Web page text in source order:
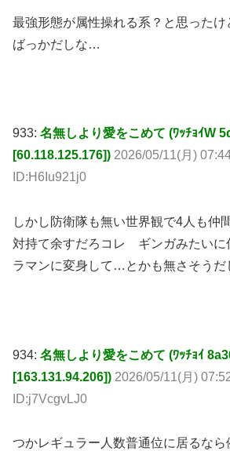
最強形態が属性操れる系？と思ったけ
ばっかだしな…
933: 名無しより愛をこめて (ﾜｯﾁｮｲW
[60.118.125.176]) 2026/05/11(月)
ID:H6Iu921j0
しかし防衛隊も無い世界観で4人も仲
対持て余すだろコレ ギンガみたいに
ラマンに変身して…とかも無さそうだ
934: 名無しより愛をこめて (ﾜｯﾁｮｲ
[163.131.94.206]) 2026/05/11(月)
ID:j7VcgvLJ0
つかレギュラー人数普通位に居るな